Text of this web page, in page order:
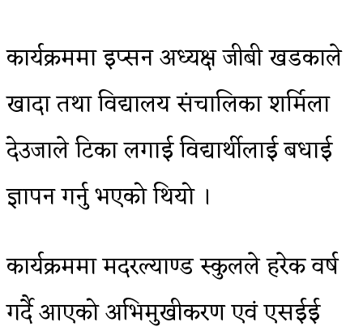
कार्यक्रममा इप्सन अध्यक्ष जीबी खडकाले
खादा तथा विद्यालय संचालिका शर्मिला
देउजाले टिका लगाई विद्यार्थीलाई बधाई
ज्ञापन गर्नु भएको थियो ।
कार्यक्रममा मदरल्याण्ड स्कुलले हरेक वर्ष
गर्दै आएको अभिमुखीकरण एवं एसईई